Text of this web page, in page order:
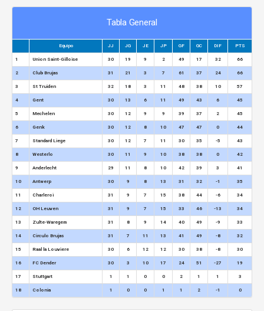
Tabla General
Equipo JJ JG JE JP GF GC DIF PTS
1 Union Saint-Gilloise 30 19 9 2 49 17 32 66
2 Club Brujas 31 21 3 7 61 37 24 66
3 St Truiden 32 18 3 11 48 38 10 57
4 Gent 30 13 6 11 49 43 6 45
5 Mechelen 30 12 9 9 39 37 2 45
6 Genk 30 12 8 10 47 47 0 44
7 Standard Liege 30 12 7 11 30 35 -5 43
8 Westerlo 30 11 9 10 38 38 0 42
9 Anderlecht 29 11 8 10 42 39 3 41
10 Antwerp 30 9 8 13 31 32 -1 35
11 Charleroi 31 9 7 15 38 44 -6 34
12 OH Leuven 31 9 7 15 33 46 -13 34
13 Zulte-Waregem 31 8 9 14 40 49 -9 33
14 Circulo Brujas 31 7 11 13 41 49 -8 32
15 Raal la Louviere 30 6 12 12 30 38 -8 30
16 FC Dender 30 3 10 17 24 51 -27 19
17 Stuttgart 1 1 0 0 2 1 1 3
18 Colonia 1 0 0 1 1 2 -1 0